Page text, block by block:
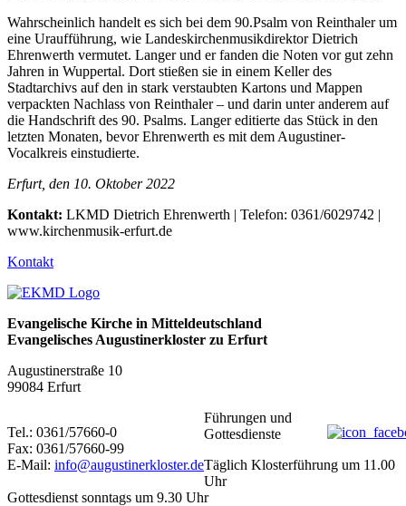
Wahrscheinlich handelt es sich bei dem 90.Psalm von Reinthaler um
eine Uraufführung, wie Landeskirchenmusikdirektor Dietrich
Ehrenwerth vermutet. Langer und er fanden die Noten vor gut zehn
Jahren in Wuppertal. Dort stießen sie in einem Keller des
Stadtarchivs auf den in stark verstaubten Kartons und Mappen
verpackten Nachlass von Reinthaler – und darin unter anderem auf
die Handschrift des 90. Psalms. Langer editierte das Stück in den
letzten Monaten, bevor Ehrenwerth es mit dem Augustiner-
Vocalkreis einstudierte.
Erfurt, den 10. Oktober 2022
Kontakt: LKMD Dietrich Ehrenwerth | Telefon: 0361/6029742 |
www.kirchenmusik-erfurt.de
Kontakt
Evangelische Kirche in Mitteldeutschland
Evangelisches Augustinerkloster zu Erfurt
Augustinerstraße 10
99084 Erfurt
Tel.: 0361/57660-0
Fax: 0361/57660-99
E-Mail: info@augustinerkloster.de
Führungen und
Gottesdienste
Täglich Klosterführung um 11.00
Uhr
Gottesdienst sonntags um 9.30 Uhr